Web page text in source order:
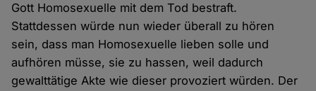
Gott Homosexuelle mit dem Tod bestraft.
Stattdessen würde nun wieder überall zu hören
sein, dass man Homosexuelle lieben solle und
aufhören müsse, sie zu hassen, weil dadurch
gewalttätige Akte wie dieser provoziert würden. Der